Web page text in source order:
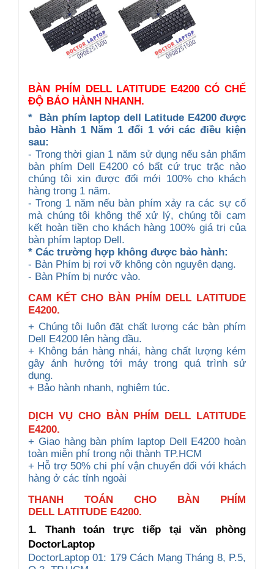
BÀN PHÍM DELL LATITUDE E4200 CÓ CHẾ
ĐỘ BẢO HÀNH NHANH.
*
Bàn phím laptop dell Latitude E4200 được
bảo Hành 1 Năm 1 đổi 1 với các điều kiện
sau:
- Trong thời gian 1 năm sử dụng nếu sản phẩm
bàn phím Dell E4200 có bất cứ trục trặc nào
chúng tôi xin được đổi mới 100% cho khách
hàng trong 1 năm.
- Trong 1 năm nếu bàn phím xảy ra các sự cố
mà chúng tôi không thể xử lý, chúng tôi cam
kết hoàn tiền cho khách hàng 100% giá trị của
bàn phím laptop Dell.
* Các trường hợp không được bảo hành:
- Bàn Phím bị rơi vỡ không còn nguyên dạng.
- Bàn Phím bị nước vào.
CAM KẾT CHO BÀN PHÍM DELL LATITUDE
E4200.
+ Chúng tôi luôn đặt chất lượng các bàn phím
Dell E4200 lên hàng đầu.
+ Không bán hàng nhái, hàng chất lượng kém
gây ảnh hưởng tới máy trong quá trình sử
dụng.
+ Bảo hành nhanh, nghiêm túc.
DỊCH VỤ CHO BÀN PHÍM DELL LATITUDE
E4200.
+ Giao hàng bàn phím laptop Dell E4200 hoàn
toàn miễn phí trong nội thành TP.HCM
+ Hỗ trợ 50% chi phí vận chuyển đối với khách
hàng ở các tỉnh ngoài
THANH TOÁN CHO BÀN PHÍM
DELL LATITUDE E4200.
1. Thanh toán trực tiếp tại văn phòng
DoctorLaptop
DoctorLaptop 01: 179 Cách Mạng Tháng 8, P.5,